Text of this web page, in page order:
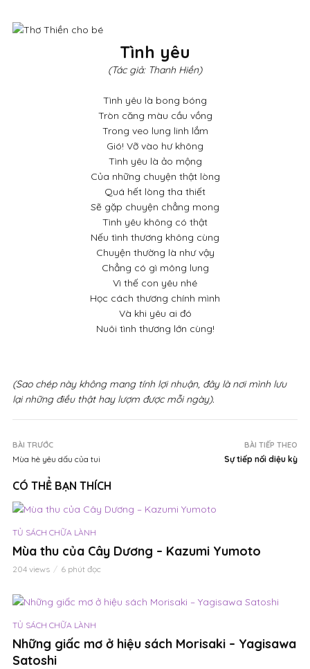
Tình yêu
(Tác giả: Thanh Hiền)
Tình yêu là bong bóng
Tròn căng màu cầu vồng
Trong veo lung linh lắm
Gió! Vỡ vào hư không
Tình yêu là ảo mộng
Của những chuyện thật lòng
Quá hết lòng tha thiết
Sẽ gặp chuyện chẳng mong
Tình yêu không có thật
Nếu tình thương không cùng
Chuyện thường là như vậy
Chẳng có gì mông lung
Vì thế con yêu nhé
Học cách thương chính mình
Và khi yêu ai đó
Nuôi tình thương lớn cùng!
(Sao chép này không mang tính lợi nhuận, đây là nơi mình lưu
lại những điều thật hay lượm được mỗi ngày).
BÀI TRƯỚC
Mùa hè yêu dấu của tui
BÀI TIẾP THEO
Sự tiếp nối diệu kỳ
CÓ THỂ BẠN THÍCH
TỦ SÁCH CHỮA LÀNH
Mùa thu của Cây Dương – Kazumi Yumoto
204 views 6 phút đọc
TỦ SÁCH CHỮA LÀNH
Những giấc mơ ở hiệu sách Morisaki – Yagisawa
Satoshi